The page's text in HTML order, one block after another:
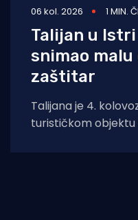
06 kol. 2026 1 MIN.
Talijan u
snimao
zaštitar
Talijana je 4.
turističkom